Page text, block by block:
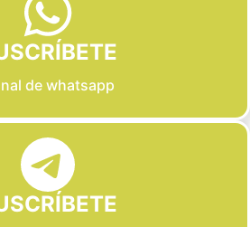
de whatsapp